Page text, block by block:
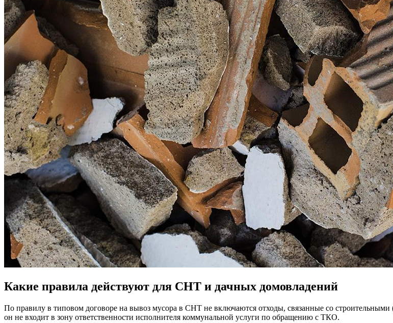
Какие правила действуют для СНТ и дачных домовладений
По правилу в типовом договоре на вывоз мусора в СНТ не включаются отходы, связанные со строительными
он не входит в зону ответственности исполнителя коммунальной услуги по обращению с ТКО.